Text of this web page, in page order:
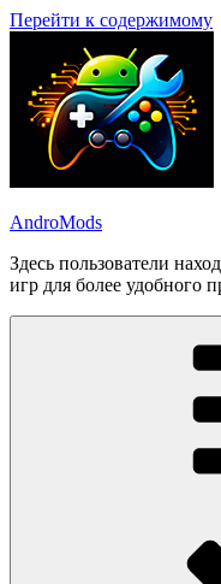
Перейти к содержимому
AndroMods
Здесь пользователи
игр для более удобного